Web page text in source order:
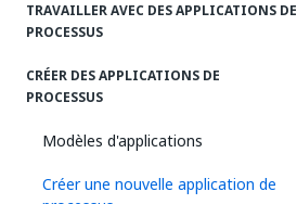
TRAVAILLER AVEC DES APPLICATIONS DE
PROCESSUS
CRÉER DES APPLICATIONS DE
PROCESSUS
Modèles d'applications
Créer une nouvelle application de